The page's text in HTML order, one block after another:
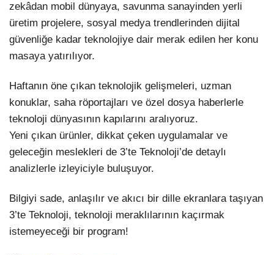
zekâdan mobil dünyaya, savunma sanayinden yerli
üretim projelere, sosyal medya trendlerinden dijital
güvenliğe kadar teknolojiye dair merak edilen her konu
masaya yatırılıyor.
Haftanın öne çıkan teknolojik gelişmeleri, uzman
konuklar, saha röportajları ve özel dosya haberlerle
teknoloji dünyasının kapılarını aralıyoruz.
Yeni çıkan ürünler, dikkat çeken uygulamalar ve
geleceğin meslekleri de 3’te Teknoloji’de detaylı
analizlerle izleyiciyle buluşuyor.
Bilgiyi sade, anlaşılır ve akıcı bir dille ekranlara taşıyan
3’te Teknoloji, teknoloji meraklılarının kaçırmak
istemeyeceği bir program!